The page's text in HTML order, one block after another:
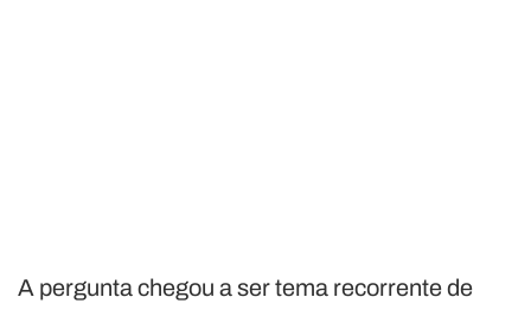
A pergunta chegou a ser tema recorrente de